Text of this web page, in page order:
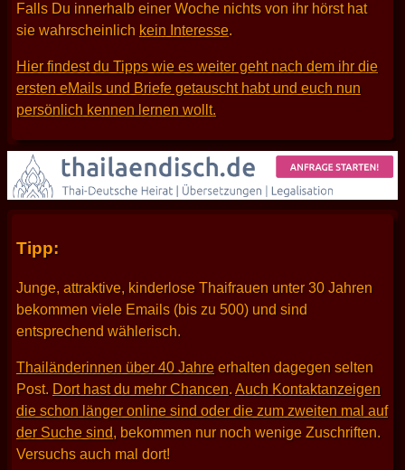
Falls Du innerhalb einer Woche nichts von ihr hörst hat
sie wahrscheinlich kein Interesse.
Hier findest du Tipps wie es weiter geht nach dem ihr die
ersten eMails und Briefe getauscht habt und euch nun
persönlich kennen lernen wollt.
Tipp:
Junge, attraktive, kinderlose Thaifrauen unter 30 Jahren
bekommen viele Emails (bis zu 500) und sind
entsprechend wählerisch.
Thailänderinnen über 40 Jahre erhalten dagegen selten
Post. Dort hast du mehr Chancen. Auch Kontaktanzeigen
die schon länger online sind oder die zum zweiten mal auf
der Suche sind, bekommen nur noch wenige Zuschriften.
Versuchs auch mal dort!